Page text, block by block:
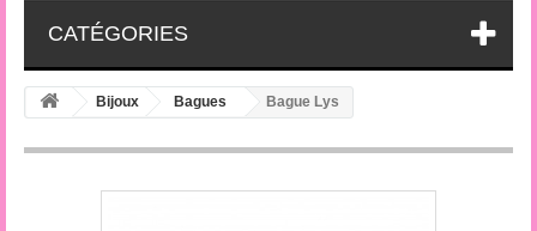
CATÉGORIES
Bijoux Bagues Bague Lys